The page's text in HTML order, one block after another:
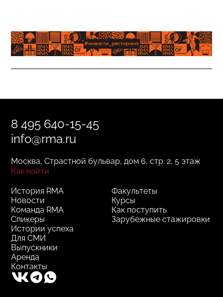
8 495 640-15-45
info@rma.ru
Москва, Страстной бульвар, дом 6, стр. 2, 5 этаж
Как найти
Факультеты
Курсы
Как поступить
Зарубежные стажировки
История RMA
Новости
Команда RMA
Спикеры
Истории успеха
Для СМИ
Выпускники
Аренда
Контакты